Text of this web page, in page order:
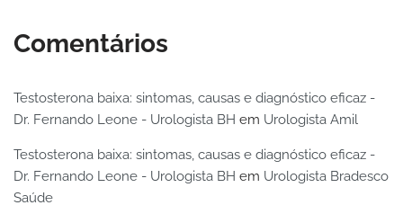
Comentários
Testosterona baixa: sintomas, causas e diagnóstico eficaz -
Dr. Fernando Leone - Urologista BH em Urologista Amil
Testosterona baixa: sintomas, causas e diagnóstico eficaz -
Dr. Fernando Leone - Urologista BH em Urologista Bradesco
Saúde